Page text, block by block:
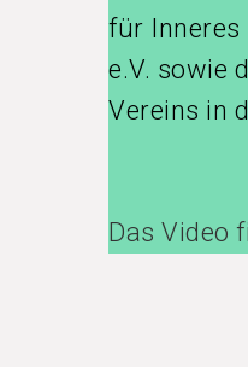
für Inneres
e.V. sowie
Vereins in
Das Video